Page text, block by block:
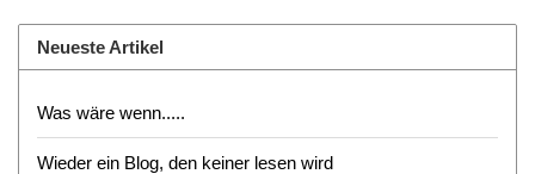
Neueste Artikel
Was wäre wenn.....
Wieder ein Blog, den keiner lesen wird